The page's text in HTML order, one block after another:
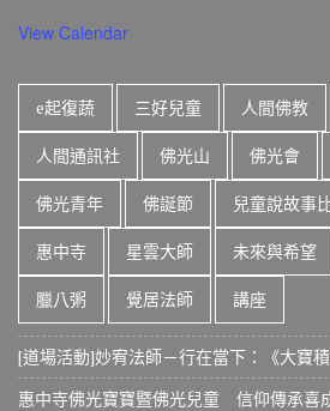
View Calendar
e起復蔬 三好兒童 人間佛教
人間通訊社 佛光山 佛光會
佛光青年 佛誕節 兒童說故事
惠中寺 星雲大師 未來與希望
臘八粥 覺居法師 講座
[道場活動]妙宥法師－行在當下：《大寶
惠中寺佛光寶寶暨佛光兒童 信仰傳承喜